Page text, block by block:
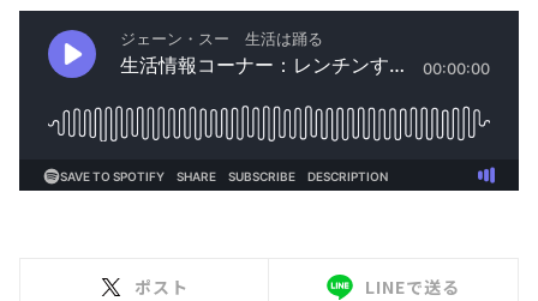
ポスト LINEで送る